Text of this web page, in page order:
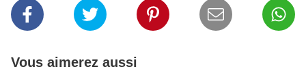
Vous aimerez aussi